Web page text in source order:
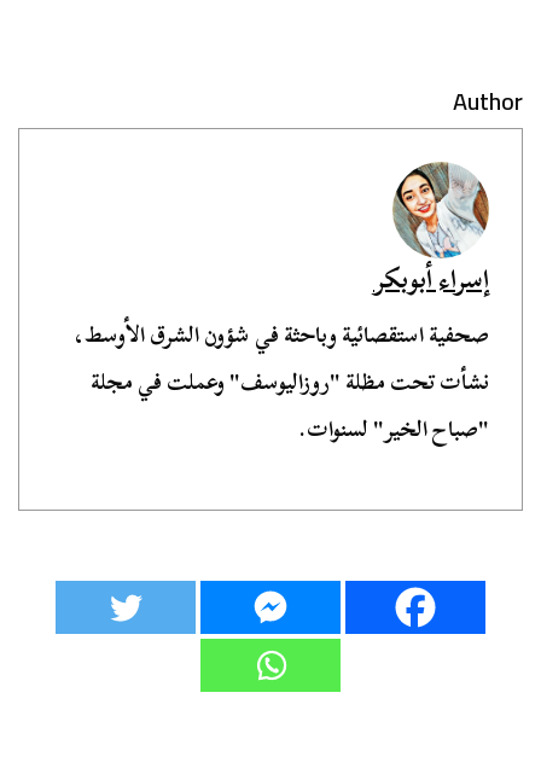
Author
إسراء أبوبكر
صحفية استقصائية وباحثة في شؤون الشرق الأوسط،
نشأت تحت مظلة "روزاليوسف" وعملت في مجلة
"صباح الخير" لسنوات.